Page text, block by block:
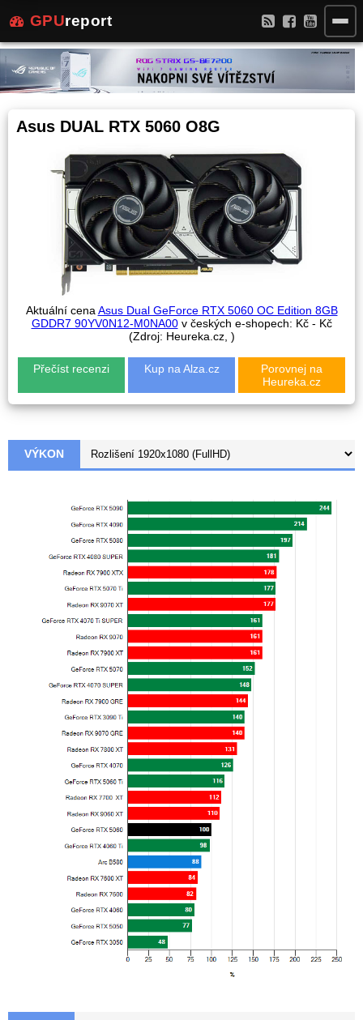
GPUreport
Asus DUAL RTX 5060 O8G
Aktuální cena Asus Dual GeForce RTX 5060 OC Edition 8GB
GDDR7 90YV0N12-M0NA00v českých e-shopech: Kč - Kč
(Zdroj: Heureka.cz, )
Přečíst recenzi Kup na Alza.cz
Porovnej na
Heureka.cz
VÝKON